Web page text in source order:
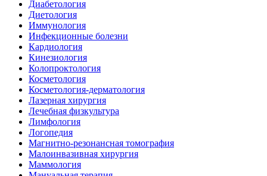
Диабетология
Диетология
Иммунология
Инфекционные болезни
Кардиология
Кинезиология
Колопроктология
Косметология
Косметология-дерматология
Лазерная хирургия
Лечебная физкультура
Лимфология
Логопедия
Магнитно-резонансная томография
Малоинвазивная хирургия
Маммология